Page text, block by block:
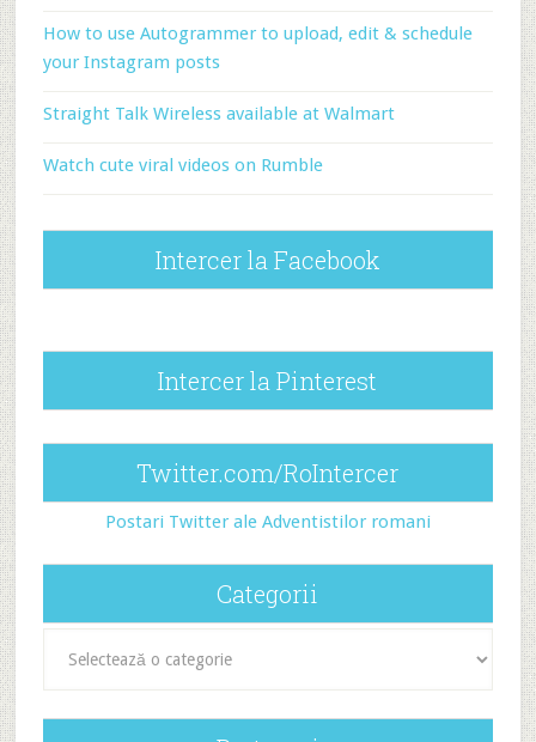
How to use Autogrammer to upload, edit & schedule
your Instagram posts
Straight Talk Wireless available at Walmart
Watch cute viral videos on Rumble
Intercer la Facebook
Intercer la Pinterest
Twitter.com/RoIntercer
Postari Twitter ale Adventistilor romani
Categorii